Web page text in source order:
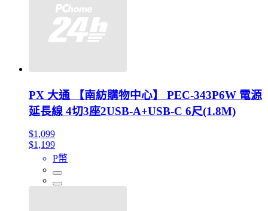
PX 大通 【南紡購物中心】 PEC-343P6W 電源
延長線 4切3座2USB-A+USB-C 6尺(1.8M)
$1,099
$1,199
P幣